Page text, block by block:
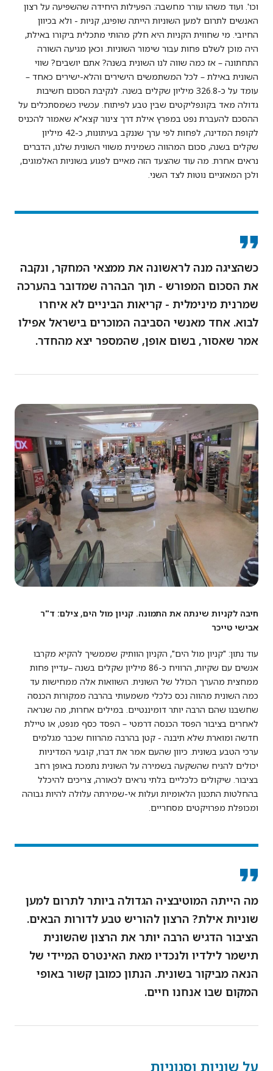
וכו'. ועוד משהו עורר מחשבה: הפעילות היחידה שהשפיעה על רצון
האנשים לתרום למען השוניות הייתה שופינג, קניות - ולא בכיוון
החיובי. מי שחווית הקניות היא חלק מהותי מתכלית ביקורו באילת,
היה מוכן לשלם פחות עבור שימור השוניות. וכאן מגיעה השורה
התחתונה – אז כמה שווה לנו השונית בשנה? אתם יושבים? שווי
השונית באילת – לכל המשתמשים הישירים והלא-ישירים כאחד –
עומד על כ-326.8 מיליון שקלים בשנה. לנקיבת הסכום חשיבות
גדולה מאד בקונפליקטים שבין טבע לפיתוח. עכשיו כשמסתכלים על
ההסכם להעברת נפט במפרץ אילת דרך צינור קצא"א שאמור להכניס
לקופת המדינה, לפחות לפי ערך שננקב בעיתונות, כ-42 מיליון
שקלים בשנה, סכום המהווה כשמינית משווי השונית שלנו, הדברים
נראים אחרת. מה עוד שהצעד הזה מאיים לפגוע בשוניות האלמוגים,
ולכן המאזניים נוטות לצד השני.
כשהציגה מנה לראשונה את ממצאי המחקר, ונקבה
את הסכום המפורש - תוך הבהרה שמדובר בהערכה
שמרנית מינימלית - קריאות הביניים לא איחרו
לבוא. אחד מאנשי הסביבה המוכרים בישראל אפילו
אמר שאסור, בשום אופן, שהמספר יצא מהחדר.
חיבה לקניות שינתה את התמונה. קניון מול הים, צילם: ד"ר
אבישי טייכר
עוד נתון: "קניון מול הים", הקניון הוותיק שממשיך להקיא מקרבו
אנשים עם שקיות, הרוויח כ-86 מיליון שקלים בשנה –עדיין פחות
ממחצית מהערך הכולל של השונית. השוואות אלה ממחישות עד
כמה השונית מהווה נכס כלכלי משמעותי בהרבה ממקורות הכנסה
שחשבנו שהם הרבה יותר דומיננטיים. במילים אחרות, מה שנראה
לאחרים בציבור הפסד הכנסה דרמטי – הפסד כסף מנפט, או טיילת
חדשה ומוארת שלא תיבנה - קטן בהרבה מהרווח שכבר מגלמים
ערכי הטבע בשונית. כיוון שהעם אמר את דברו, קובעי המדיניות
יכולים להניח שהשקעה בשמירה על השונית נתמכת באופן רחב
בציבור. שיקולים כלכליים בלתי נראים לכאורה, צריכים להיכלל
בהחלטות התכנון הלאומיות ועלות אי-שמירתה עלולה להיות גבוהה
ומכופלת מפרויקטים מסחריים.
מה הייתה המוטיבציה הגדולה ביותר לתרום למען
שוניות אילת? הרצון להוריש טבע לדורות הבאים.
הציבור הדגיש הרבה יותר את הרצון שהשונית
תישמר לילדיו ולנכדיו מאת האינטרס המיידי של
הנאה מביקור בשונית. הנתון כמובן קשור באופי
המקום שבו אנחנו חיים.
על שוניות וסנוניות